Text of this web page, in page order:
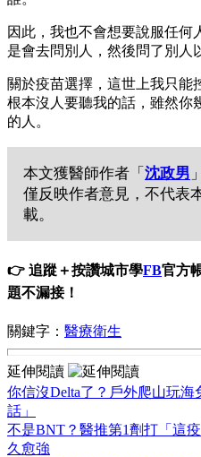
因此，我也不會想要說服任何
是會去問別人，然後問了別人
關於疫苗選擇，這世上我只能
根本沒人要聽我的話，雖然你
的人。
本文獲醫師作者「 沈政男
僅反映作者意見，不代表
載。
👉 追蹤＋按讚城市學FB官方
題不漏接！
關鍵字： 醫療衛生
延伸閱讀
你信沒Delta了？戶外爬山玩
話」
不是BNT？醫推第1劑打「這
久愈強